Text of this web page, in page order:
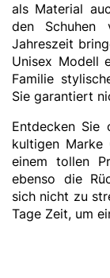
als Material
den Schuhen
Jahreszeit
Unisex Modell
Familie
Sie garantiert
Entdecken Sie
kultigen Marke
einem tollen
ebenso die
sich nicht zu
Tage Zeit, um